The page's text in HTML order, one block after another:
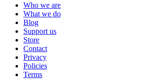
Who we are
What we do
Blog
Support us
Store
Contact
Privacy
Policies
Terms